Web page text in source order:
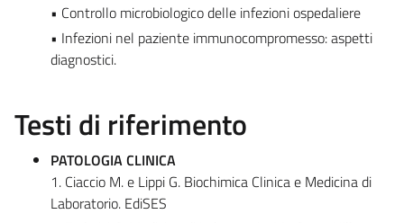
• Controllo microbiologico delle infezioni ospedaliere
• Infezioni nel paziente immunocompromesso: aspetti
diagnostici.
Testi di riferimento
PATOLOGIA CLINICA
1. Ciaccio M. e Lippi G. Biochimica Clinica e Medicina di
Laboratorio. EdiSES